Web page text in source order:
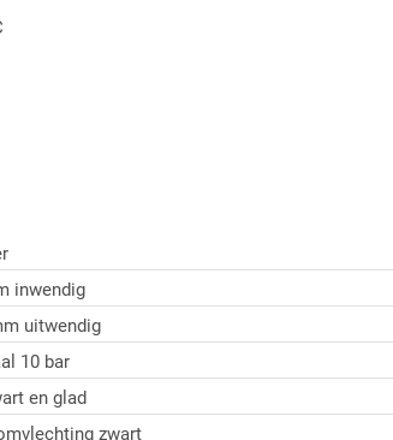
inwendig
uitwendig
10 bar
en glad
zwart